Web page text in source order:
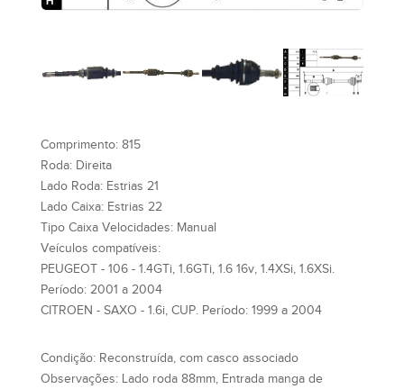
Comprimento: 815
Roda: Direita
Lado Roda: Estrias 21
Lado Caixa: Estrias 22
Tipo Caixa Velocidades: Manual
Veículos compatíveis:
PEUGEOT - 106 - 1.4GTi, 1.6GTi, 1.6 16v, 1.4XSi, 1.6XSi.
Período: 2001 a 2004
CITROEN - SAXO - 1.6i, CUP. Período: 1999 a 2004
Condição: Reconstruída, com casco associado
Observações: Lado roda 88mm, Entrada manga de